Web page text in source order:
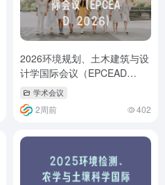
# 奖学金
2026环境规划、土木建筑与设
计学国际会议（EPCEAD
2026）
学术会议
2周前 402